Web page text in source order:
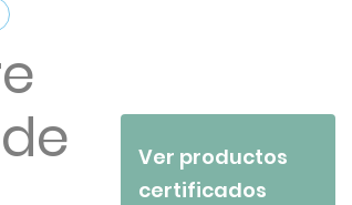
Ver productos
certificados